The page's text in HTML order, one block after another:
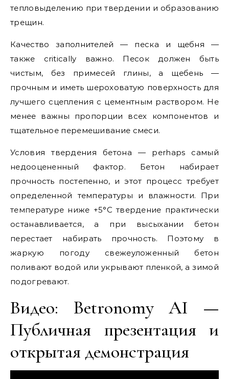
тепловыделению при твердении и образованию
трещин.
Качество заполнителей — песка и щебня —
также critically важно. Песок должен быть
чистым, без примесей глины, а щебень —
прочным и иметь шероховатую поверхность для
лучшего сцепления с цементным раствором. Не
менее важны пропорции всех компонентов и
тщательное перемешивание смеси.
Условия твердения бетона — perhaps самый
недооцененный фактор. Бетон набирает
прочность постепенно, и этот процесс требует
определенной температуры и влажности. При
температуре ниже +5°C твердение практически
останавливается, а при высыхании бетон
перестает набирать прочность. Поэтому в
жаркую погоду свежеуложенный бетон
поливают водой или укрывают пленкой, а зимой
подогревают.
Видео: Betronomy AI —
Публичная презентация и
открытая демонстрация